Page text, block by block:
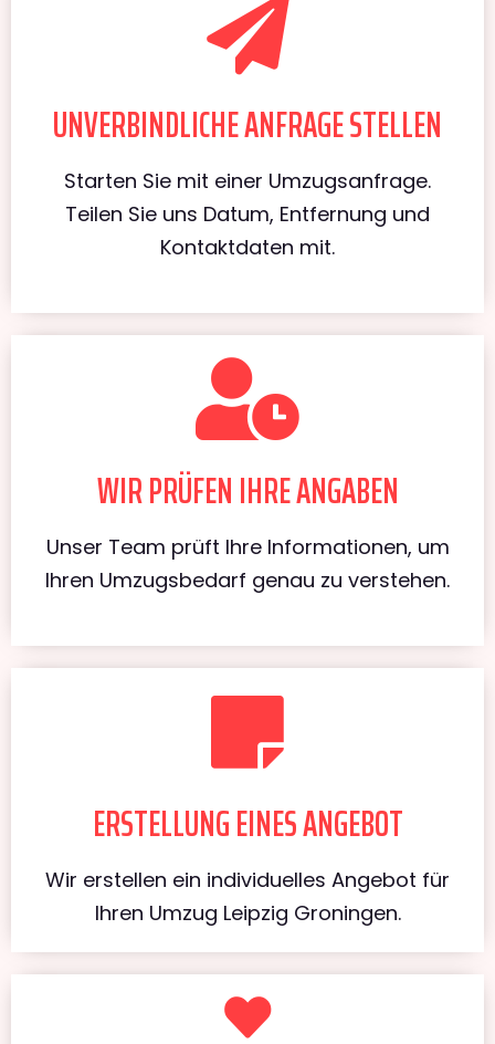
UNVERBINDLICHE ANFRAGE STELLEN
Starten Sie mit einer Umzugsanfrage.
Teilen Sie uns Datum, Entfernung und
Kontaktdaten mit.
WIR PRÜFEN IHRE ANGABEN
Unser Team prüft Ihre Informationen, um
Ihren Umzugsbedarf genau zu verstehen.
ERSTELLUNG EINES ANGEBOT
Wir erstellen ein individuelles Angebot für
Ihren Umzug Leipzig Groningen.